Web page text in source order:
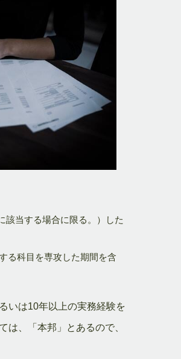
該当する場合に限る。）した
る科目を専攻した期間を含
いは10年以上の実務経験を
は、「本邦」とあるので、